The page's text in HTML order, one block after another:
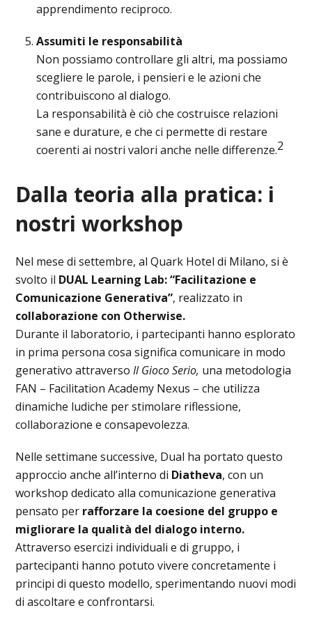
apprendimento reciproco.
Assumiti le responsabilità
Non possiamo controllare gli altri, ma possiamo
scegliere le parole, i pensieri e le azioni che
contribuiscono al dialogo.
La responsabilità è ciò che costruisce relazioni
sane e durature, e che ci permette di restare
coerenti ai nostri valori anche nelle differenze.2
Dalla teoria alla pratica: i
nostri workshop
Nel mese di settembre, al Quark Hotel di Milano, si è
svolto il DUAL Learning Lab: “Facilitazione e
Comunicazione Generativa”, realizzato in
collaborazione con Otherwise.
Durante il laboratorio, i partecipanti hanno esplorato
in prima persona cosa significa comunicare in modo
generativo attraversoIl Gioco Serio, una metodologia
FAN – Facilitation Academy Nexus – che utilizza
dinamiche ludiche per stimolare riflessione,
collaborazione e consapevolezza.
Nelle settimane successive, Dual ha portato questo
approccio anche all’interno di Diatheva, con un
workshop dedicato alla comunicazione generativa
pensato per rafforzare la coesione del gruppo e
migliorare la qualità del dialogo interno.
Attraverso esercizi individuali e di gruppo, i
partecipanti hanno potuto vivere concretamente i
principi di questo modello, sperimentando nuovi modi
di ascoltare e confrontarsi.